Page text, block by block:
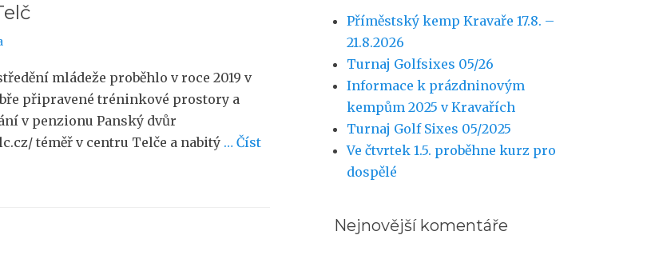
mládeže proběhlo v roce 2019 v
připravené tréninkové prostory a
v penzionu Panský dvůr
téměř v centru Telče a nabitý … Číst
Příměstský kemp Kravaře 17.8. –
21.8.2026
Turnaj Golfsixes 05/26
Informace k prázdninovým
kempům 2025 v Kravařích
Turnaj Golf Sixes 05/2025
Ve čtvrtek 1.5. proběhne kurz pro
dospělé
Nejnovější komentáře